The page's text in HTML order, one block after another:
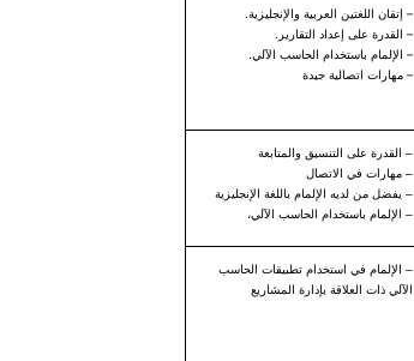
– إتقان اللغتين العربية والإنجليزية.
– القدرة على إعداد التقارير.
– الإلمام باستخدام الحاسب الآلي.
– مهارات اتصالية جيدة
– القدرة على التنسيق والمتابعة
– مهارات في الاتصال
– يفضل من لديه الإلمام باللغة الإنجليزية
– الإلمام باستخدام الحاسب الآلي،
– الإلمام في استخدام تطبيقات الحاسب
الآلي ذات العلاقة بإدارة المشاريع